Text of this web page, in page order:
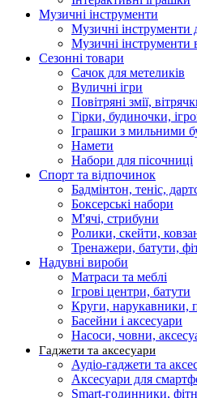
Музичні інструменти
Музичні інструменти
Музичні інструменти
Сезонні товари
Сачок для метеликів
Вуличні ігри
Повітряні змії,
Гірки, будиночки,
Іграшки з мильними
Намети
Набори для пісочниці
Спорт та відпочинок
Бадмінтон, теніс,
Боксерські набори
М'ячі, стрибуни
Ролики, скейти,
Тренажери, батути,
Надувні вироби
Матраси та меблі
Ігрові центри, батути
Круги, нарукавники,
Басейни і аксесуари
Насоси, човни,
Гаджети та аксесуари
Аудіо-гаджети та
Аксесуари для
Smart-годинники,